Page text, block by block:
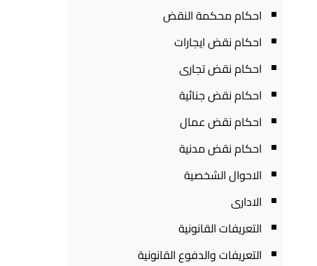
احكام محكمة النقض
احكام نقض ايجارات
احكام نقض تجارى
احكام نقض جنائية
احكام نقض عمال
احكام نقض مدنية
الاحوال الشخصية
الادارى
التعريفات القانونية
التعريفات والدفوع القانونية